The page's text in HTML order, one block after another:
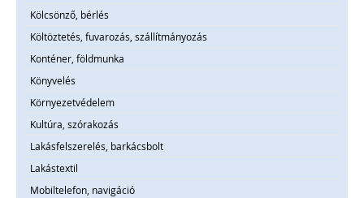
Kölcsönző, bérlés
Költöztetés, fuvarozás, szállítmányozás
Konténer, földmunka
Könyvelés
Környezetvédelem
Kultúra, szórakozás
Lakásfelszerelés, barkácsbolt
Lakástextil
Mobiltelefon, navigáció